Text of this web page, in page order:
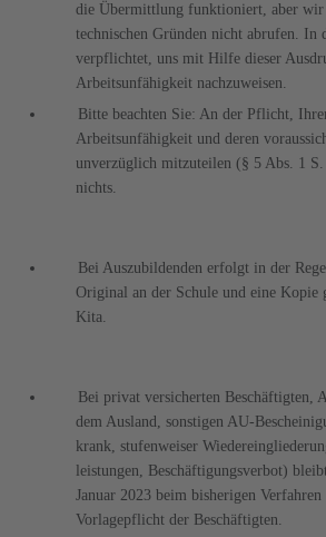
die Übermittlung funktioniert, aber wir
technischen Gründen nicht abrufen. In
verpflichtet, uns mit Hilfe dieser
Arbeitsunfähigkeit nachzuweisen.
Bitte beachten Sie: An der Pflicht,
Arbeitsunfähigkeit und deren
unverzüglich mitzuteilen (§ 5 Abs. 1
nichts.
Bei Auszubildenden erfolgt in der
Original an der Schule und eine Kopie
Kita.
Bei privat versicherten Beschäftigten,
dem Ausland, sonstigen AU-
krank, stufenweiser
leistungen, Beschäftigungsverbot)
Januar 2023 beim bisherigen
Vorlagepflicht der Beschäftigten.